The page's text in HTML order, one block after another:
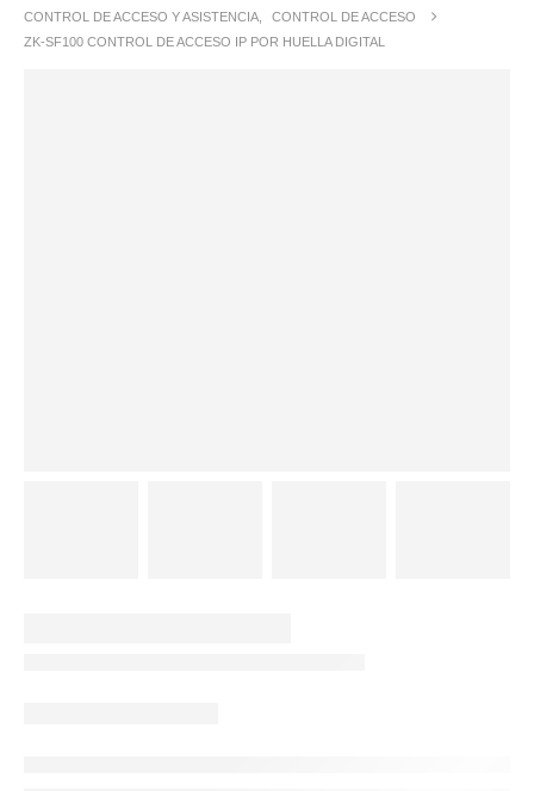
CONTROL DE ACCESO Y ASISTENCIA
CONTROL DE ACCESO
ZK-SF100 CONTROL DE ACCESO IP POR HUELLA DIGITAL